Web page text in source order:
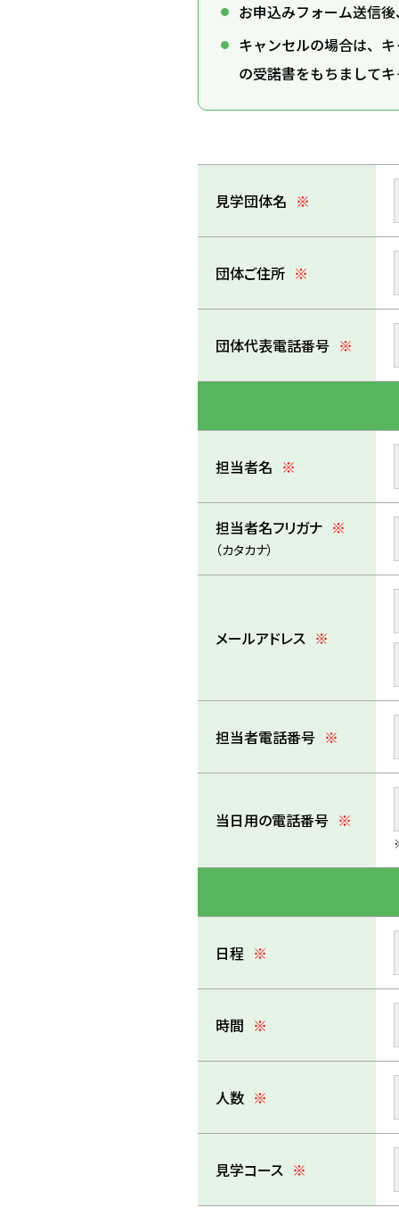
お申込みフォーム送信
キャンセルの場合は、
の受諾書をもちまして
見学団体名 ※
団体ご住所 ※
団体代表電話番号 ※
担当者名 ※
担当者名フリガナ ※
（カタカナ）
メールアドレス ※
担当者電話番号 ※
当日用の電話番号 ※
日程 ※
時間 ※
人数 ※
見学コース ※